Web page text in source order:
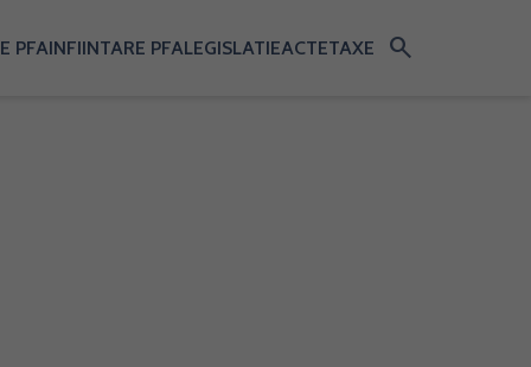
PFAINFIINTARE PFALEGISLATIEACTETAXE search